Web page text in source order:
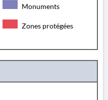
Monuments
Zones protégées